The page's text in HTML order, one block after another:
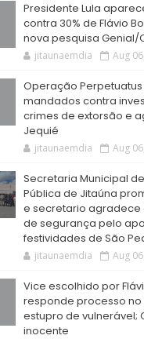
Presidente Lula
contra 30% de Flávio
nova pesquisa Genial/
jitaunaemdia Aug
Operação
mandados contra
crimes de extorsão e
Jequié
jitaunaemdia Aug
Secretaria Municipal
Pública de Jitaúna
e secretario agradece
de segurança pelo
festividades de São
jitaunaemdia Aug
Vice escolhido por
responde processo no
estupro de vulnerável;
inocente